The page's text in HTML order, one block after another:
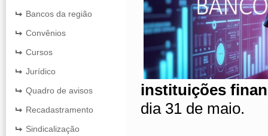
Bancos da região
Convênios
Cursos
Jurídico
Quadro de avisos
Recadastramento
Sindicalização
instituições
dia 31 de maio.